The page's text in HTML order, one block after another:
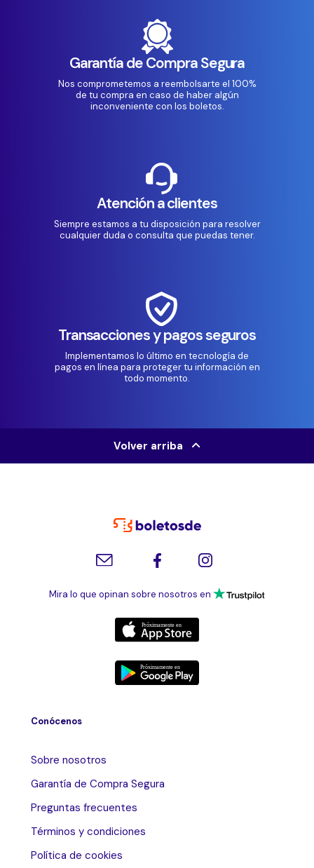
Garantía de Compra Segura
Nos comprometemos a reembolsarte el 100%
de tu compra en caso de haber algún
inconveniente con los boletos.
Atención a clientes
Siempre estamos a tu disposición para resolver
cualquier duda o consulta que puedas tener.
Transacciones y pagos seguros
Implementamos lo último en tecnología de
pagos en línea para proteger tu información en
todo momento.
Volver arriba
Mira lo que opinan sobre nosotros en
Conócenos
Sobre nosotros
Garantía de Compra Segura
Preguntas frecuentes
Términos y condiciones
Política de cookies